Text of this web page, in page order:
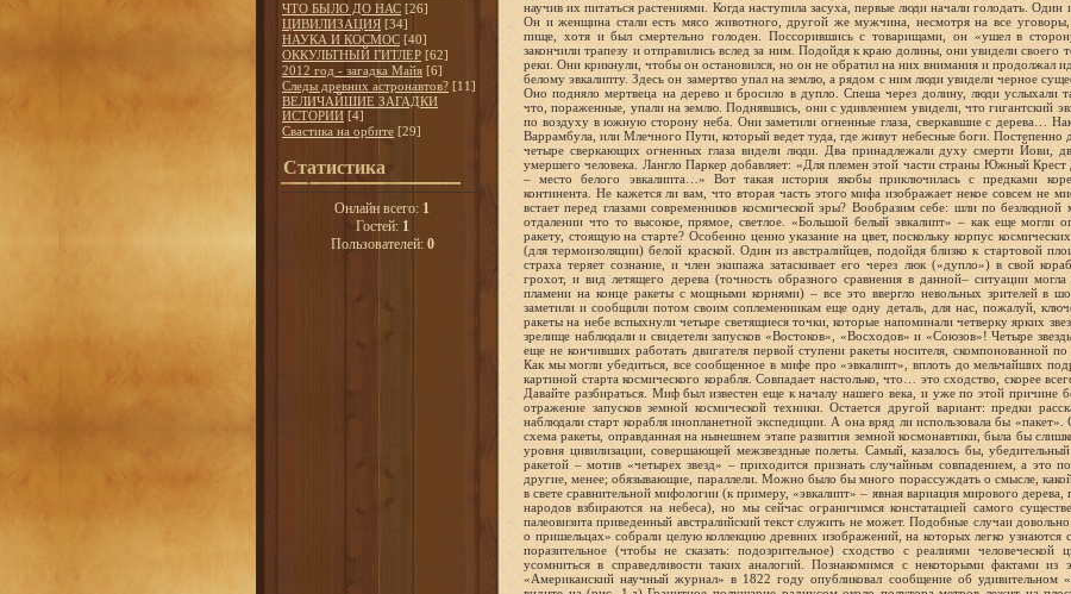
ЧТО БЫЛО ДО НАС [26]
ЦИВИЛИЗАЦИЯ [34]
НАУКА И КОСМОС [40]
ОККУЛЬТНЫЙ ГИТЛЕР [62]
2012 год - загадка Майя [6]
Следы древних астронавтов? [11]
ВЕЛИЧАЙШИЕ ЗАГАДКИ
ИСТОРИИ [4]
Свастика на орбите [29]
Статистика
Онлайн всего: 1
Гостей: 1
Пользователей: 0